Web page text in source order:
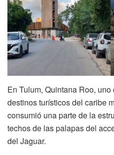
En Tulum, Quintana Roo,
destinos turísticos del caribe
consumió una parte de la
techos de las palapas del
del Jaguar.